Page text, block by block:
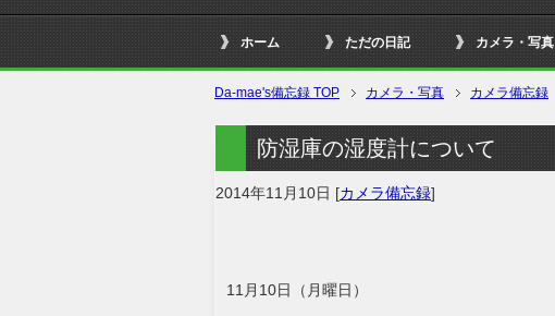
ホーム ただの日記 カメラ・写真
Da-mae's備忘録 TOP カメラ・写真 カメラ備忘録
防湿庫の湿度計について
2014年11月10日 [カメラ備忘録]
11月10日（月曜日）